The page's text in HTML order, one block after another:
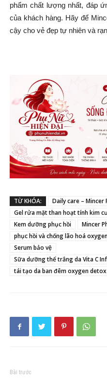
phẩm chất lượng nhất, đáp
của khách hàng. Hãy để
cậy cho vẻ đẹp tự nhiên và
TỪ KHÓA:
Daily care – Mincer
Gel rửa mặt than hoạt tính kim
Kem dưỡng phục hồi
Mincer
phục hồi và chống lão hoá
Serum bảo vệ
Sữa dưỡng thể trắng da Vita C
tái tạo da ban đêm oxygen
Bài trước